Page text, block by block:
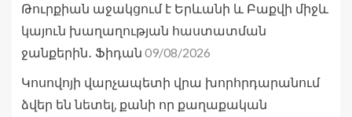
Թուրքիան աջակցում է Երևանի և Բաքվի միջև
կայուն խաղաղության հաստատման
ջանքերին․ Ֆիդան 09/08/2026
Կոսովոյի վարչապետի վրա խորհրդարանում
ձվեր են նետել, քանի որ քաղաքական